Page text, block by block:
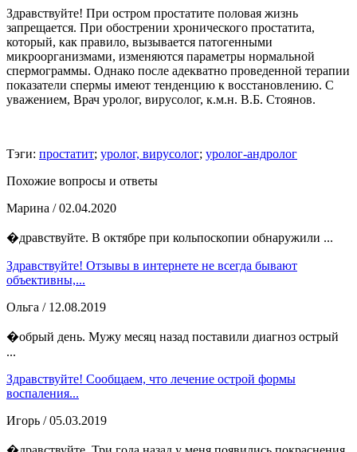
Здравствуйте! При остром простатите половая жизнь
запрещается. При обострении хронического простатита,
который, как правило, вызывается патогенными
микроорганизмами, изменяются параметры нормальной
спермограммы. Однако после адекватно проведенной терапии
показатели спермы имеют тенденцию к восстановлению. С
уважением, Врач уролог, вирусолог, к.м.н. В.Б. Стоянов.
Тэги: простатит; уролог, вирусолог; уролог-андролог
Похожие вопросы и ответы
Марина / 02.04.2020
�дравствуйте. В октябре при кольпоскопии обнаружили ...
Здравствуйте! Отзывы в интернете не всегда бывают
объективны,...
Ольга / 12.08.2019
�обрый день. Мужу месяц назад поставили диагноз острый
...
Здравствуйте! Сообщаем, что лечение острой формы
воспаления...
Игорь / 05.03.2019